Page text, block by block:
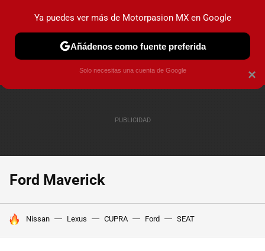
PRUEBAS INDUSTRIA HOY NO CIRCULA
Ford Maverick
HOY SE HABLA DE
Nissan Lexus CUPRA Ford SEAT
×
Ya puedes ver más de Motorpasion MX en Google
Añádenos como fuente preferida
Solo necesitas una cuenta de Google